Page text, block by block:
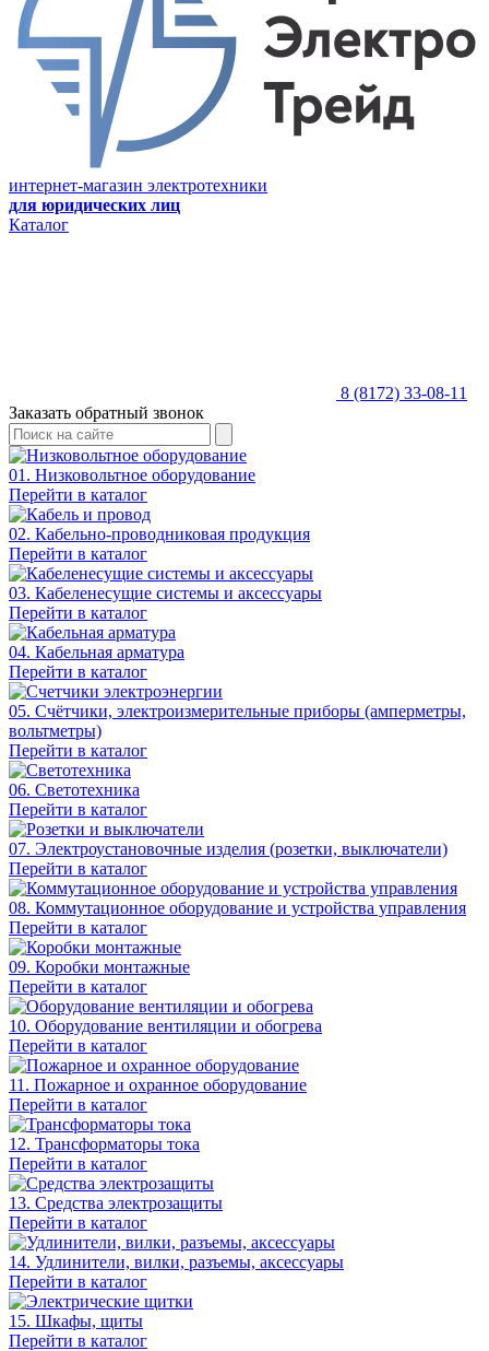
интернет-магазин электротехники
для юридических лиц
Каталог
8 (8172) 33-08-11
Заказать обратный звонок
01. Низковольтное оборудование
Перейти в каталог
02. Кабельно-проводниковая продукция
Перейти в каталог
03. Кабеленесущие системы и аксессуары
Перейти в каталог
04. Кабельная арматура
Перейти в каталог
05. Счётчики, электроизмерительные приборы (амперметры,
вольтметры)
Перейти в каталог
06. Светотехника
Перейти в каталог
07. Электроустановочные изделия (розетки, выключатели)
Перейти в каталог
08. Коммутационное оборудование и устройства управления
Перейти в каталог
09. Коробки монтажные
Перейти в каталог
10. Оборудование вентиляции и обогрева
Перейти в каталог
11. Пожарное и охранное оборудование
Перейти в каталог
12. Трансформаторы тока
Перейти в каталог
13. Средства электрозащиты
Перейти в каталог
14. Удлинители, вилки, разъемы, аксессуары
Перейти в каталог
15. Шкафы, щиты
Перейти в каталог